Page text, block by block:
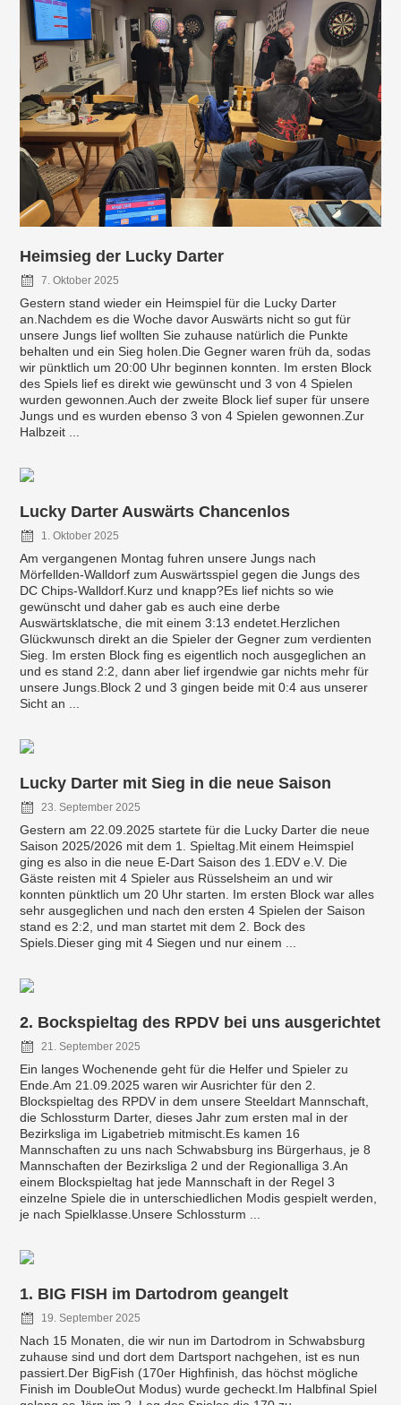
Heimsieg der Lucky Darter
7. Oktober 2025
Gestern stand wieder ein Heimspiel für die Lucky Darter
an.Nachdem es die Woche davor Auswärts nicht so gut für
unsere Jungs lief wollten Sie zuhause natürlich die Punkte
behalten und ein Sieg holen.Die Gegner waren früh da, sodas
wir pünktlich um 20:00 Uhr beginnen konnten. Im ersten Block
des Spiels lief es direkt wie gewünscht und 3 von 4 Spielen
wurden gewonnen.Auch der zweite Block lief super für unsere
Jungs und es wurden ebenso 3 von 4 Spielen gewonnen.Zur
Halbzeit ...
Lucky Darter Auswärts Chancenlos
1. Oktober 2025
Am vergangenen Montag fuhren unsere Jungs nach
Mörfellden-Walldorf zum Auswärtsspiel gegen die Jungs des
DC Chips-Walldorf.Kurz und knapp?Es lief nichts so wie
gewünscht und daher gab es auch eine derbe
Auswärtsklatsche, die mit einem 3:13 endetet.Herzlichen
Glückwunsch direkt an die Spieler der Gegner zum verdienten
Sieg. Im ersten Block fing es eigentlich noch ausgeglichen an
und es stand 2:2, dann aber lief irgendwie gar nichts mehr für
unsere Jungs.Block 2 und 3 gingen beide mit 0:4 aus unserer
Sicht an ...
Lucky Darter mit Sieg in die neue Saison
23. September 2025
Gestern am 22.09.2025 startete für die Lucky Darter die neue
Saison 2025/2026 mit dem 1. Spieltag.Mit einem Heimspiel
ging es also in die neue E-Dart Saison des 1.EDV e.V. Die
Gäste reisten mit 4 Spieler aus Rüsselsheim an und wir
konnten pünktlich um 20 Uhr starten. Im ersten Block war alles
sehr ausgeglichen und nach den ersten 4 Spielen der Saison
stand es 2:2, und man startet mit dem 2. Bock des
Spiels.Dieser ging mit 4 Siegen und nur einem ...
2. Bockspieltag des RPDV bei uns ausgerichtet
21. September 2025
Ein langes Wochenende geht für die Helfer und Spieler zu
Ende.Am 21.09.2025 waren wir Ausrichter für den 2.
Blockspieltag des RPDV in dem unsere Steeldart Mannschaft,
die Schlossturm Darter, dieses Jahr zum ersten mal in der
Bezirksliga im Ligabetrieb mitmischt.Es kamen 16
Mannschaften zu uns nach Schwabsburg ins Bürgerhaus, je 8
Mannschaften der Bezirksliga 2 und der Regionalliga 3.An
einem Blockspieltag hat jede Mannschaft in der Regel 3
einzelne Spiele die in unterschiedlichen Modis gespielt werden,
je nach Spielklasse.Unsere Schlossturm ...
1. BIG FISH im Dartodrom geangelt
19. September 2025
Nach 15 Monaten, die wir nun im Dartodrom in Schwabsburg
zuhause sind und dort dem Dartsport nachgehen, ist es nun
passiert.Der BigFish (170er Highfinish, das höchst mögliche
Finish im DoubleOut Modus) wurde gecheckt.Im Halbfinal Spiel